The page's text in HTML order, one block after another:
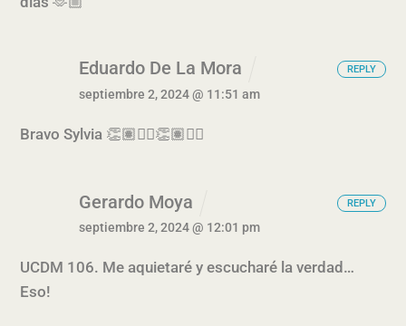
Eduardo De La Mora
septiembre 2, 2024 @ 11:51 am
Bravo Sylvia 👏🏽☝🏽👏🏽☝🏽
REPLY
Gerardo Moya
septiembre 2, 2024 @ 12:01 pm
UCDM 106. Me aquietaré y escucharé la verdad…
Eso!
REPLY